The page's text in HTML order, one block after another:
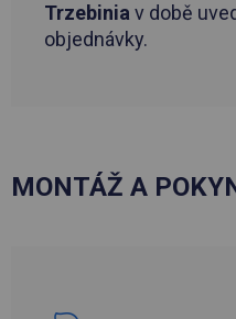
Trzebiniav době
objednávky.
MONTÁŽ A